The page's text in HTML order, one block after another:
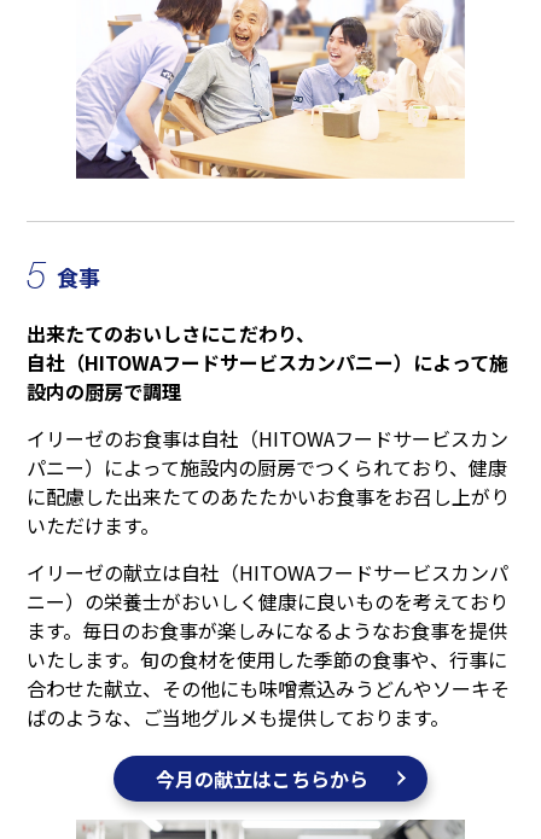
5 食事
出来たてのおいしさにこだわり、
自社（HITOWAフードサービスカンパニー）によって施
設内の厨房で調理
イリーゼのお食事は自社（HITOWAフードサービスカン
パニー）によって施設内の厨房でつくられており、健康
に配慮した出来たてのあたたかいお食事をお召し上がり
いただけます。
イリーゼの献立は自社（HITOWAフードサービスカンパ
ニー）の栄養士がおいしく健康に良いものを考えており
ます。毎日のお食事が楽しみになるようなお食事を提供
いたします。旬の食材を使用した季節の食事や、行事に
合わせた献立、その他にも味噌煮込みうどんやソーキそ
ばのような、ご当地グルメも提供しております。
今月の献立はこちらから